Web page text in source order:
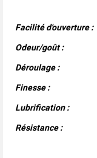
Facilité d'ouverture :
Odeur/goût :
Déroulage :
Finesse :
Lubrification :
Résistance :